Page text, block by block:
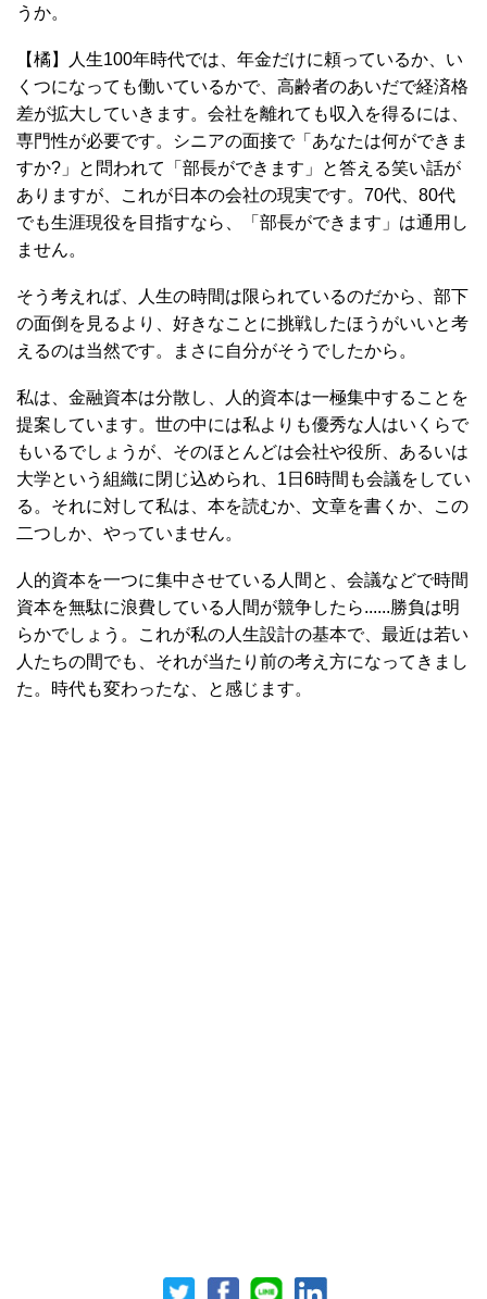
うか。
【橘】人生100年時代では、年金だけに頼っているか、い
くつになっても働いているかで、高齢者のあいだで経済格
差が拡大していきます。会社を離れても収入を得るには、
専門性が必要です。シニアの面接で「あなたは何ができま
すか?」と問われて「部長ができます」と答える笑い話が
ありますが、これが日本の会社の現実です。70代、80代
でも生涯現役を目指すなら、「部長ができます」は通用し
ません。
そう考えれば、人生の時間は限られているのだから、部下
の面倒を見るより、好きなことに挑戦したほうがいいと考
えるのは当然です。まさに自分がそうでしたから。
私は、金融資本は分散し、人的資本は一極集中することを
提案しています。世の中には私よりも優秀な人はいくらで
もいるでしょうが、そのほとんどは会社や役所、あるいは
大学という組織に閉じ込められ、1日6時間も会議をしてい
る。それに対して私は、本を読むか、文章を書くか、この
二つしか、やっていません。
人的資本を一つに集中させている人間と、会議などで時間
資本を無駄に浪費している人間が競争したら......勝負は明
らかでしょう。これが私の人生設計の基本で、最近は若い
人たちの間でも、それが当たり前の考え方になってきまし
た。時代も変わったな、と感じます。